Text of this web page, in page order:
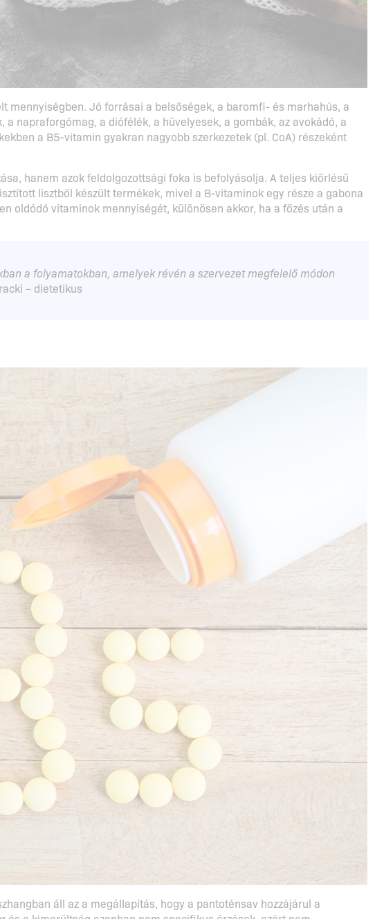
mennyiségben. Jó forrásai a belsőségek, a baromfi- és marhahús, a
napraforgómag, a diófélék, a hüvelyesek, a gombák, az avokádó, a
a B5-vitamin gyakran nagyobb szerkezetek (pl. CoA) részeként
hanem azok feldolgozottsági foka is befolyásolja. A teljes kiőrlésű
lisztből készült termékek, mivel a B-vitaminok egy része a gabona
oldódó vitaminok mennyiségét, különösen akkor, ha a főzés után a
a folyamatokban, amelyek révén a szervezet megfelelő módon
– dietetikus
áll az a megállapítás, hogy a pantoténsav hozzájárul a